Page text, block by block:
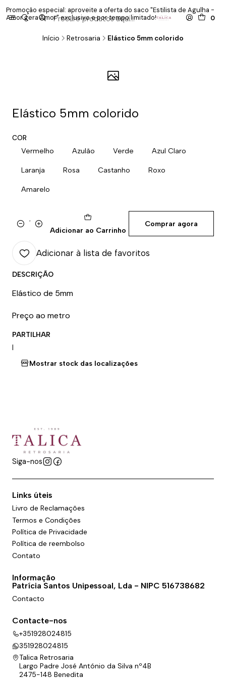
0
Promoção especial: aproveite a oferta do saco "Estilista de Agulha -
Amor gera Amor" exclusivo e por tempo limitado!
Início Retrosaria Elástico 5mm colorido
Elástico 5mm colorido
COR
Vermelho Azulão Verde Azul Claro
Laranja Rosa Castanho Roxo
Amarelo
QuantidadeAdicionar ao Carrinho
Comprar agora
Adicionar à lista de favoritos
DESCRIÇÃO
Elástico de 5mm
Preço ao metro
PARTILHAR
|
Mostrar stock das localizações
Siga-nos
Links úteis
Livro de Reclamações
Termos e Condições
Política de Privacidade
Política de reembolso
Contato
Informação
Patrícia Santos Unipessoal, Lda - NIPC 516738682
Contacto
Contacte-nos
+351928024815
351928024815
Talica Retrosaria
Largo Padre José António da Silva nº4B
2475-148 Benedita